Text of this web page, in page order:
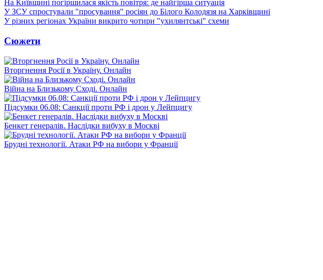
На Київщині погіршилася якість повітря: де найгірша ситуація
У ЗСУ спростували "просування" росіян до Білого Колодязя на Харківщині
У різних регіонах України викрито чотири "ухилянтські" схеми
Сюжети
Вторгнення Росії в Україну. Онлайн
Війна на Близькому Сході. Онлайн
Підсумки 06.08: Санкції проти РФ і дрон у Лейпцигу
Бенкет генералів. Наслідки вибуху в Москві
Брудні технології. Атаки РФ на вибори у Франції